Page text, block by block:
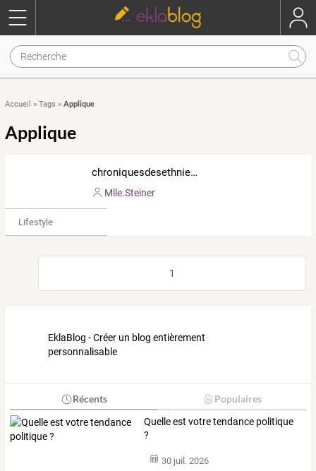
Accueil » Tags » Applique
Applique
chroniquesdesethnies.eklablog.com
Mlle.Steiner
Lifestyle
1
EklaBlog - Créer un blog entièrement
personnalisable
Récents Populaires
Quelle est votre tendance politique
?
30 juil. 2026